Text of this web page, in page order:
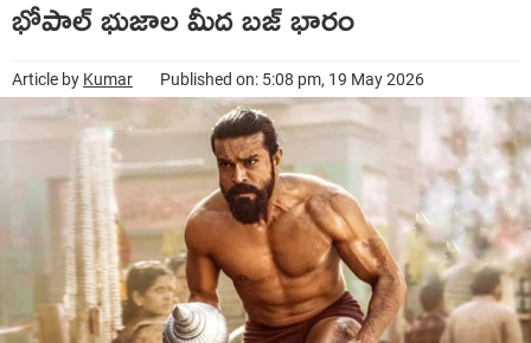
భోపాల్ భుజాల మీద బజ్ భారం
Article by Kumar Published on: 5:08 pm, 19 May 2026